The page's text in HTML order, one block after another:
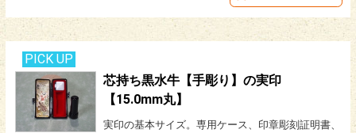
PICK UP
芯持ち黒水牛【手彫り】の実印
【15.0mm丸】
実印の基本サイズ。専用ケース、印章彫刻証明書、